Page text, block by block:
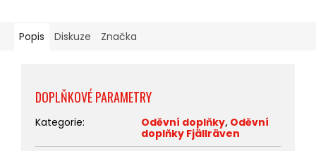
Popis Diskuze Značka
DOPLŇKOVÉ PARAMETRY
Kategorie: Oděvní doplňky, Oděvní
doplňky Fjällräven